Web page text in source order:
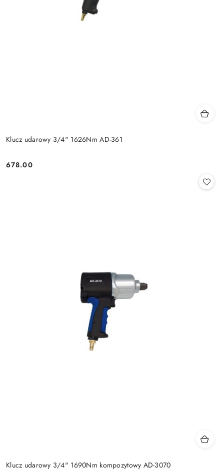
Klucz udarowy 3/4" 1626Nm AD-361
Cena:
678.00
Klucz udarowy 3/4" 1690Nm kompozytowy AD-3070